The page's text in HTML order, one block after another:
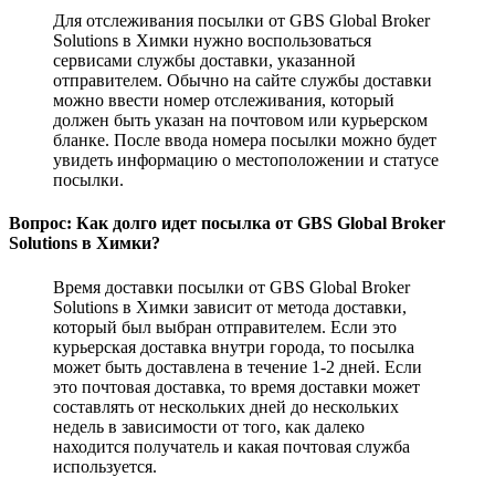
Для отслеживания посылки от GBS Global Broker
Solutions в Химки нужно воспользоваться
сервисами службы доставки, указанной
отправителем. Обычно на сайте службы доставки
можно ввести номер отслеживания, который
должен быть указан на почтовом или курьерском
бланке. После ввода номера посылки можно будет
увидеть информацию о местоположении и статусе
посылки.
Вопрос: Как долго идет посылка от GBS Global Broker
Solutions в Химки?
Время доставки посылки от GBS Global Broker
Solutions в Химки зависит от метода доставки,
который был выбран отправителем. Если это
курьерская доставка внутри города, то посылка
может быть доставлена в течение 1-2 дней. Если
это почтовая доставка, то время доставки может
составлять от нескольких дней до нескольких
недель в зависимости от того, как далеко
находится получатель и какая почтовая служба
используется.